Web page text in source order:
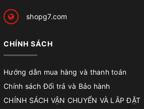
shopg7.com
CHÍNH SÁCH
Hướng dẫn mua hàng và thanh toán
Chính sách Đổi trả và Bảo hành
CHÍNH SÁCH VẬN CHUYỂN VÀ LẮP ĐẶT